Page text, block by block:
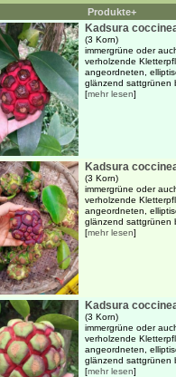
Produkte+
Kadsura
(3 Korn)
immergrüne oder
verholzende
angeordneten,
glänzend sattgrünen
[mehr lesen]
Kadsura
(3 Korn)
immergrüne oder
verholzende
angeordneten,
glänzend sattgrünen
[mehr lesen]
Kadsura
(3 Korn)
immergrüne oder
verholzende
angeordneten,
glänzend sattgrünen
[mehr lesen]